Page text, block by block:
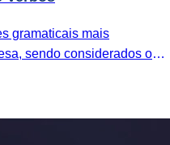
gramaticais mais
sendo considerados o